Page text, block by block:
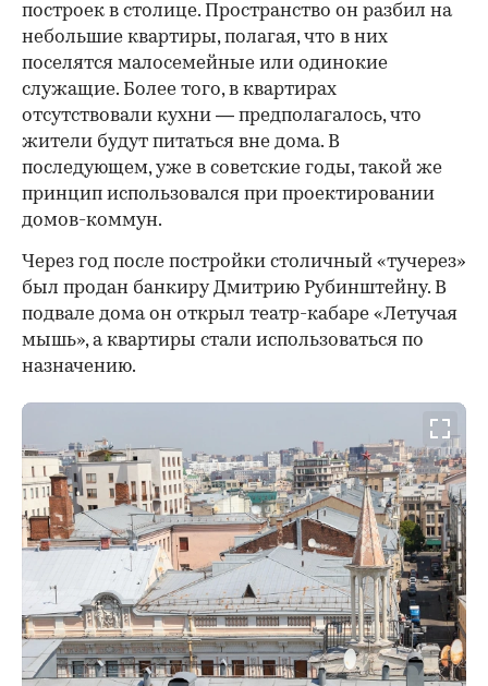
построек в столице. Пространство он разбил на
небольшие квартиры, полагая, что в них
поселятся малосемейные или одинокие
служащие. Более того, в квартирах
отсутствовали кухни — предполагалось, что
жители будут питаться вне дома. В
последующем, уже в советские годы, такой же
принцип использовался при проектировании
домов-коммун.
Через год после постройки столичный «тучерез»
был продан банкиру Дмитрию Рубинштейну. В
подвале дома он открыл театр-кабаре «Летучая
мышь», а квартиры стали использоваться по
назначению.